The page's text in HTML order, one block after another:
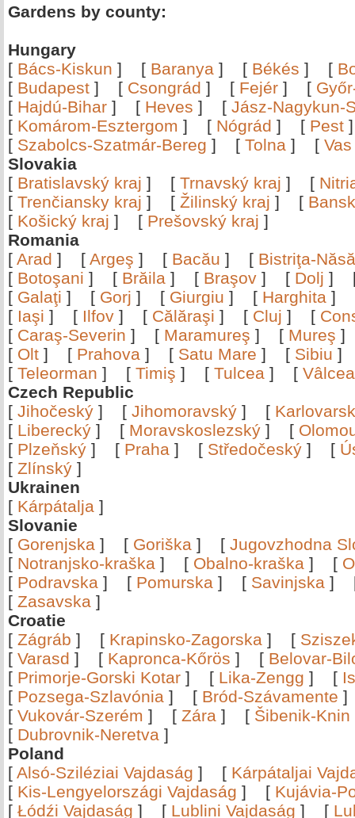
Gardens by county:
Hungary
[ Bács-Kiskun ] [ Baranya ] [ Békés ] [
[ Budapest ] [ Csongrád ] [ Fejér ] [
[ Hajdú-Bihar ] [ Heves ] [ Jász-Nagykun-
[ Komárom-Esztergom ] [ Nógrád ] [ Pest
[ Szabolcs-Szatmár-Bereg ] [ Tolna ] [ Vas
Slovakia
[ Bratislavský kraj ] [ Trnavský kraj ] [
[ Trenčiansky kraj ] [ Žilinský kraj ] [
[ Košický kraj ] [ Prešovský kraj ]
Romania
[ Arad ] [ Argeş ] [ Bacău ] [ Bistriţa-
[ Botoşani ] [ Brăila ] [ Braşov ] [ Dolj ]
[ Galaţi ] [ Gorj ] [ Giurgiu ] [ Harghita ]
[ Iaşi ] [ Ilfov ] [ Călăraşi ] [ Cluj ] [
[ Caraş-Severin ] [ Maramureş ] [ Mureş
[ Olt ] [ Prahova ] [ Satu Mare ] [ Sibiu
[ Teleorman ] [ Timiş ] [ Tulcea ] [
Czech Republic
[ Jihočeský ] [ Jihomoravský ] [
[ Liberecký ] [ Moravskoslezský ] [
[ Plzeňský ] [ Praha ] [ Středočeský ] [
[ Zlínský ]
Ukrainen
[ Kárpátalja ]
Slovanie
[ Gorenjska ] [ Goriška ] [ Jugovzhodna
[ Notranjsko-kraška ] [ Obalno-kraška ] [
[ Podravska ] [ Pomurska ] [ Savinjska ]
[ Zasavska ]
Croatie
[ Zágráb ] [ Krapinsko-Zagorska ] [
[ Varasd ] [ Kapronca-Kőrös ] [ Belovar-
[ Primorje-Gorski Kotar ] [ Lika-Zengg ] [
[ Pozsega-Szlavónia ] [ Bród-Szávamente
[ Vukovár-Szerém ] [ Zára ] [ Šibenik-Knin
[ Dubrovnik-Neretva ]
Poland
[ Alsó-Sziléziai Vajdaság ] [ Kárpátaljai
[ Kis-Lengyelországi Vajdaság ] [ Kujávia-
[ Łódźi Vajdaság ] [ Lublini Vajdaság ] [